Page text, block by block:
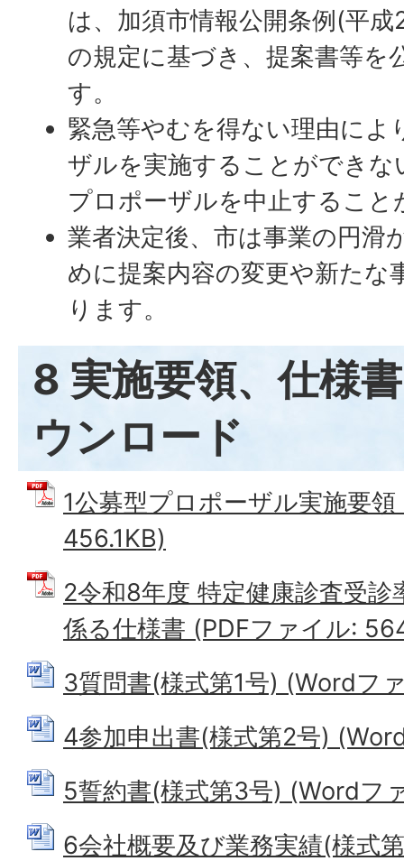
は、加須市情報公開条例(平
の規定に基づき、提案書等を
す。
緊急等やむを得ない理由によ
ザルを実施することができな
プロポーザルを中止すること
業者決定後、市は事業の円滑
めに提案内容の変更や新たな
ります。
8 実施要領、仕様
ウンロード
1公募型プロポーザル実施要
456.1KB)
2令和8年度 特定健康診査受診
係る仕様書 (PDFファイル:
3質問書(様式第1号) (Wordフ
4参加申出書(様式第2号)
5誓約書(様式第3号) (Wordフ
6会社概要及び業務実績(様式